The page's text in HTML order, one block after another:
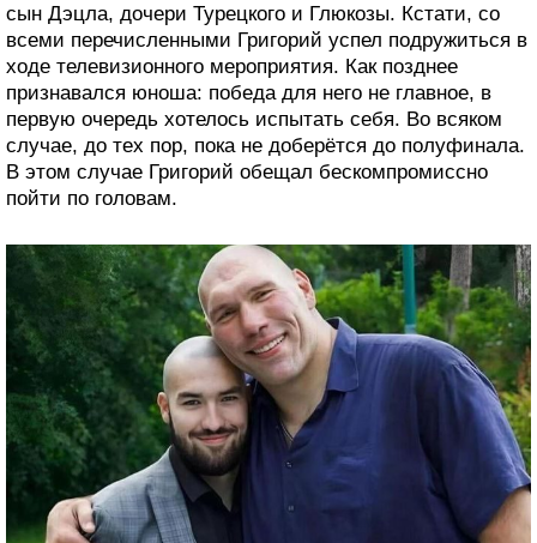
сын Дэцла, дочери Турецкого и Глюкозы. Кстати, со
всеми перечисленными Григорий успел подружиться в
ходе телевизионного мероприятия. Как позднее
признавался юноша: победа для него не главное, в
первую очередь хотелось испытать себя. Во всяком
случае, до тех пор, пока не доберётся до полуфинала.
В этом случае Григорий обещал бескомпромиссно
пойти по головам.